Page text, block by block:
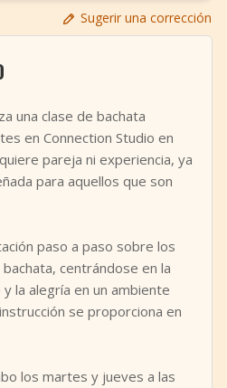
Sugerir una corrección
una clase de bachata
en Connection Studio en
pareja ni experiencia, ya
para aquellos que son
paso a paso sobre los
centrándose en la
la alegría en un ambiente
se proporciona en
los martes y jueves a las